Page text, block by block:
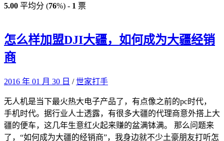
5.00 平均分 (76%) - 1 票
怎么样加盟DJI大疆，如何成为大疆经销
商
2016 年 01 月 30 日 /世家打手
无人机是当下最火热大电子产品了，有点像之前的pc时代，
手机时代。据行业人士透露，有很多大疆的代理商意外搭上大
疆的便车，这几年生意红火起来赚的盆满钵满。 那么问题来
了，“如何成为大疆的经销商”，我身边就不少土豪朋友打听怎